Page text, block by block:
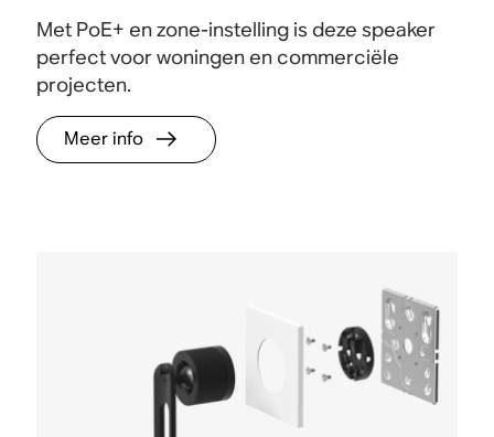
Met PoE+ en zone-instelling is deze speaker
perfect voor woningen en commerciële
projecten.
Meer info